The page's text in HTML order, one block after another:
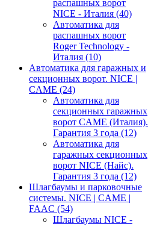
распашных ворот
NICE - Италия (40)
Автоматика для
распашных ворот
Roger Technology -
Италия (10)
Автоматика для гаражных и
секционных ворот. NICE |
CAME (24)
Автоматика для
секционных гаражных
ворот CAME (Италия).
Гарантия 3 года (12)
Автоматика для
гаражных секционных
ворот NICE (Найс).
Гарантия 3 года (12)
Шлагбаумы и парковочные
системы. NICE | CAME |
FAAC (54)
Шлагбаумы NICE -